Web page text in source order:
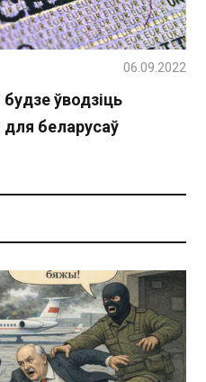
ўводзіць
беларусаў
06.09.2022